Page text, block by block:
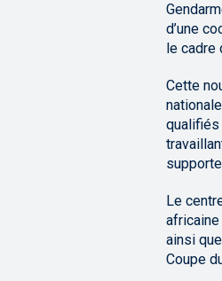
d’une
le cadre
Cette
qualifiés
Le
ainsi
Coupe